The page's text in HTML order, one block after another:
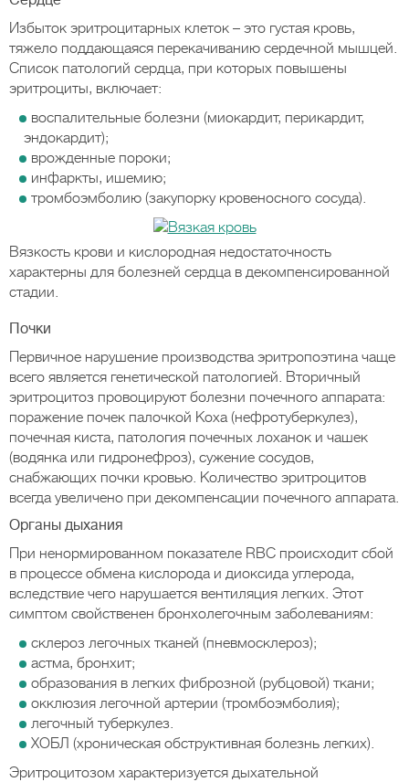
Избыток эритроцитарных клеток – это густая кровь,
тяжело поддающаяся перекачиванию сердечной мышцей.
Список патологий сердца, при которых повышены
эритроциты, включает:
воспалительные болезни (миокардит, перикардит,
эндокардит);
врожденные пороки;
инфаркты, ишемию;
тромбоэмболию (закупорку кровеносного сосуда).
Вязкость крови и кислородная недостаточность
характерны для болезней сердца в декомпенсированной
стадии.
Почки
Первичное нарушение производства эритропоэтина чаще
всего является генетической патологией. Вторичный
эритроцитоз провоцируют болезни почечного аппарата:
поражение почек палочкой Коха (нефротуберкулез),
почечная киста, патология почечных лоханок и чашек
(водянка или гидронефроз), сужение сосудов,
снабжающих почки кровью. Количество эритроцитов
всегда увеличено при декомпенсации почечного аппарата.
Органы дыхания
При ненормированном показателе RBC происходит сбой
в процессе обмена кислорода и диоксида углерода,
вследствие чего нарушается вентиляция легких. Этот
симптом свойственен бронхолегочным заболеваниям:
склероз легочных тканей (пневмосклероз);
астма, бронхит;
образования в легких фиброзной (рубцовой) ткани;
окклюзия легочной артерии (тромбоэмболия);
легочный туберкулез.
ХОБЛ (хроническая обструктивная болезнь легких).
Эритроцитозом характеризуется дыхательной